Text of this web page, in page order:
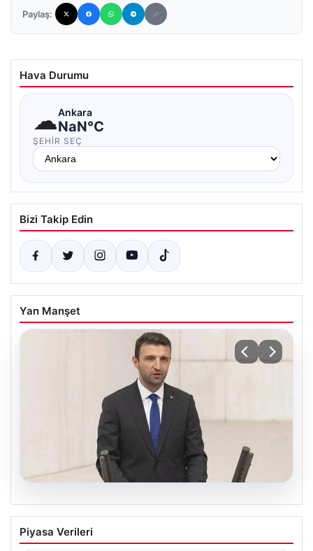
Paylaş:
Hava Durumu
☁Ankara
NaN°C
ŞEHIR SEÇ
Bizi Takip Edin
Yan Manşet
07.08.2026
AKP’li isimden skandal sözler! Barınma
sorunundan gençleri sorumlu tuttu
Piyasa Verileri